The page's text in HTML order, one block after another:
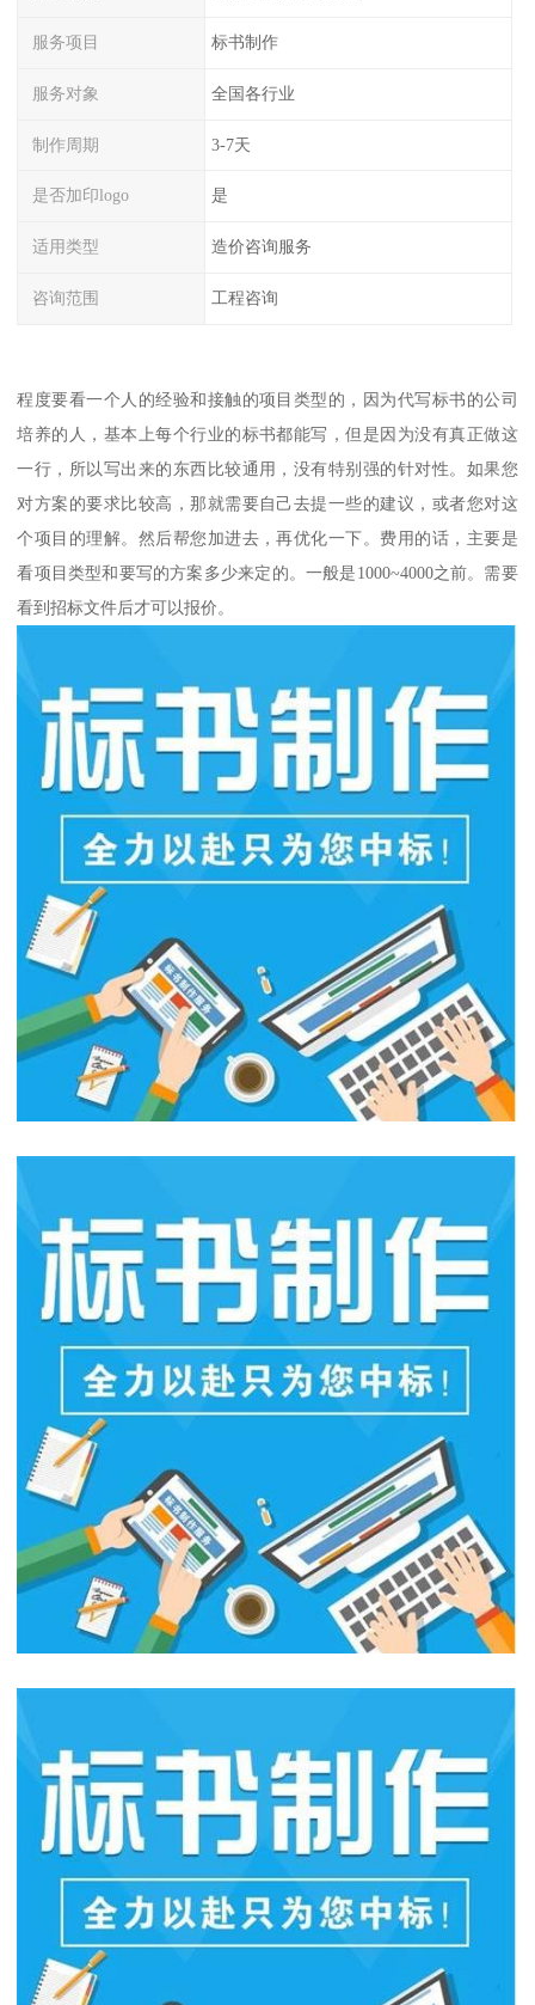
服务项目 标书制作
服务对象 全国各行业
制作周期 3-7天
是否加印logo 是
适用类型 造价咨询服务
咨询范围 工程咨询
程度要看一个人的经验和接触的项目类型的，因为代写标书的公司
培养的人，基本上每个行业的标书都能写，但是因为没有真正做这
一行，所以写出来的东西比较通用，没有特别强的针对性。如果您
对方案的要求比较高，那就需要自己去提一些的建议，或者您对这
个项目的理解。然后帮您加进去，再优化一下。费用的话，主要是
看项目类型和要写的方案多少来定的。一般是1000~4000之前。需要
看到招标文件后才可以报价。